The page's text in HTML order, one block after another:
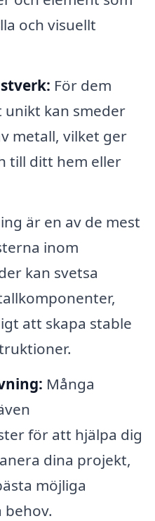
och visuellt
För dem
kan smeder
metall, vilket ger
till ditt hem eller
är en av de mest
inom
kan svetsa
att skapa stable
Många
för att hjälpa dig
dina projekt,
möjliga
behov.